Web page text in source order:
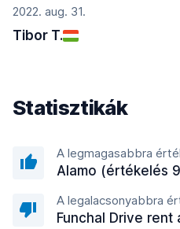
2022. aug. 31.
Tibor T.
Statisztikák
A legmagasabbra
Alamo (értékelés
A legalacsonyabbra
Funchal Drive rent